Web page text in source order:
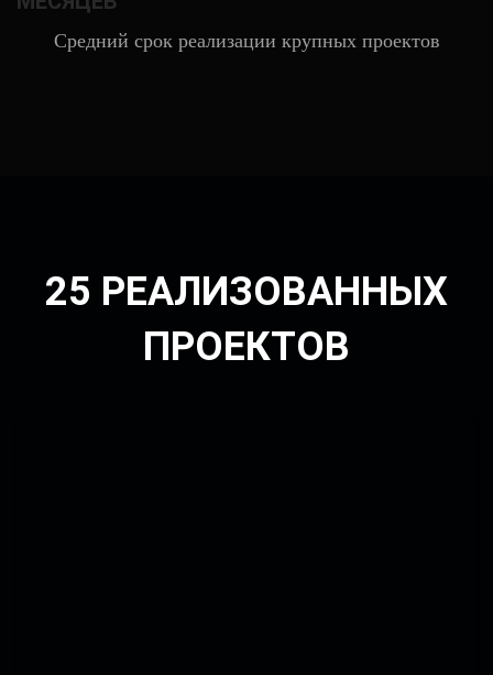
Средний срок реализации крупных проектов
25 РЕАЛИЗОВАННЫХ
ПРОЕКТОВ
Уфа БСГЦ